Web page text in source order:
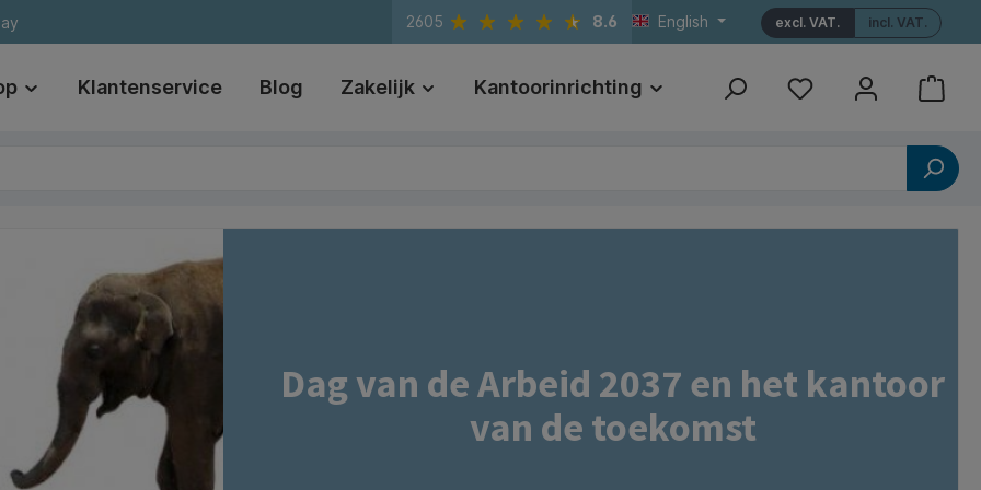
2605 8.6 English incl. VAT.
excl. VAT.
Klantenservice Blog Zakelijk Kantoorinrichting Print Referenties
Dag van de Arbeid 2037 en het kantoor
van de toekomst